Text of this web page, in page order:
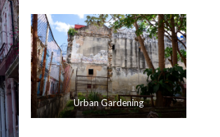
Urban Gardening